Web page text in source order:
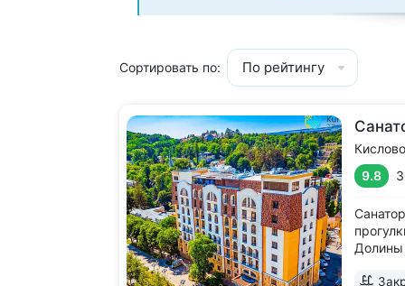
Сортировать по: По рейтингу
9.8
Долины